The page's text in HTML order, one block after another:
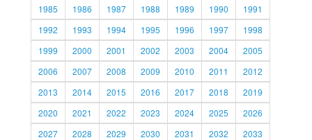
1985
1986 1987 1988 1989 1990
1991
1992
1993 1994 1995 1996 1997
1998
1999
2000 2001 2002 2003 2004
2005
2006
2007 2008 2009 2010 2011
2012
2013
2014 2015 2016 2017 2018
2019
2020
2021 2022 2023 2024 2025
2026
2027
2028 2029 2030 2031 2032
2033